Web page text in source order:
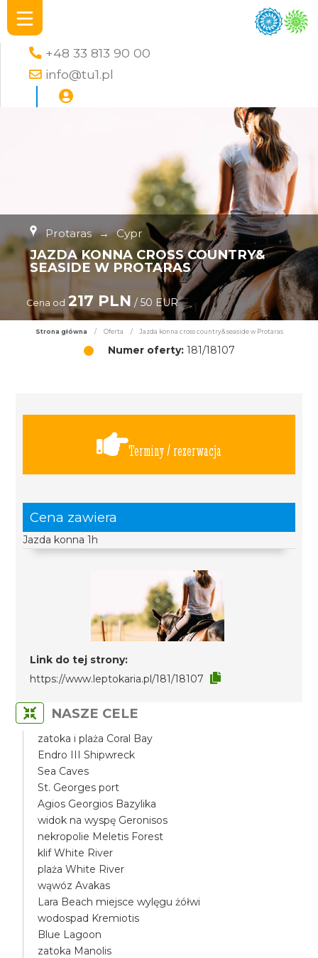
+48 33 813 90 00
info@tu1.pl
Protaras → Cypr
JAZDA KONNA CROSS COUNTRY&
SEASIDE W PROTARAS
Cena od 217 PLN / 50 EUR
Strona główna / Oferta / Jazda konna cross country& seaside w Protaras
Numer oferty:181/18107
Terminy / rezerwacja
Cena zawiera
Jazda konna 1h
Link do tej strony:
https://www.leptokaria.pl/181/18107
NASZE CELE
zatoka i plaża Coral Bay
Endro III Shipwreck
Sea Caves
St. Georges port
Agios Georgios Bazylika
widok na wyspę Geronisos
nekropolie Meletis Forest
klif White River
plaża White River
wąwóz Avakas
Lara Beach miejsce wylęgu żółwi
wodospad Kremiotis
Blue Lagoon
zatoka Manolis